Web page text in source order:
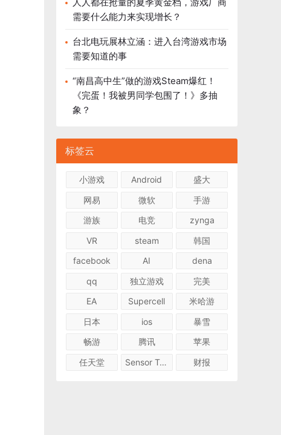
需要什么能力来实现增长？
台北电玩展林立涵：进入台湾游戏市场
需要知道的事
“南昌高中生”做的游戏Steam爆红！
《完蛋！我被男同学包围了！》多抽
象？
标签云
小游戏 Android
盛大
网易
微软
手游
游族
电竞
zynga
VR
steam
韩国
facebook
AI
dena
qq
独立游戏
完美
EA
Supercell
米哈游
日本
ios
暴雪
畅游
腾讯
苹果
任天堂
Sensor Tower 财报